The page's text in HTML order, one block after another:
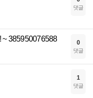
댓글
385950076588 0
댓글
1
댓글